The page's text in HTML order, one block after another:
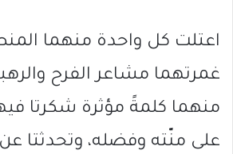
اعتلت كل واحدة منهما
غمرتهما مشاعر الفرح
منهما كلمةً مؤثرة شكرتا
على منّته وفضله، وتحدثتا